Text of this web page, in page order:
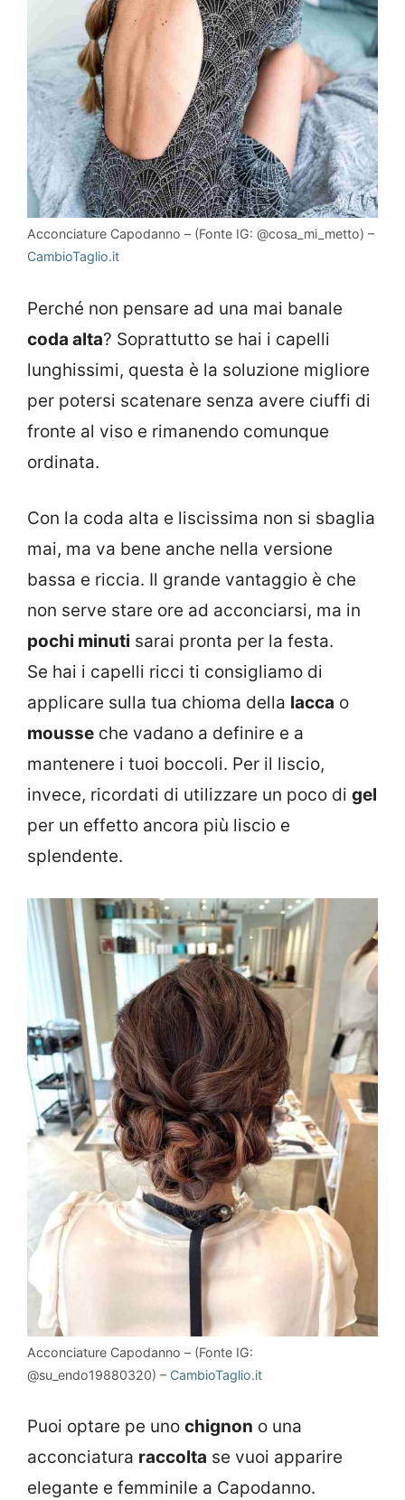
Acconciature Capodanno – (Fonte IG: @cosa_mi_metto) –
CambioTaglio.it
Perché non pensare ad una mai banale
coda alta? Soprattutto se hai i capelli
lunghissimi, questa è la soluzione migliore
per potersi scatenare senza avere ciuffi di
fronte al viso e rimanendo comunque
ordinata.
Con la coda alta e liscissima non si sbaglia
mai, ma va bene anche nella versione
bassa e riccia. Il grande vantaggio è che
non serve stare ore ad acconciarsi, ma in
pochi minuti sarai pronta per la festa.
Se hai i capelli ricci ti consigliamo di
applicare sulla tua chioma della lacca o
mousse che vadano a definire e a
mantenere i tuoi boccoli. Per il liscio,
invece, ricordati di utilizzare un poco di gel
per un effetto ancora più liscio e
splendente.
Acconciature Capodanno – (Fonte IG:
@su_endo19880320) – CambioTaglio.it
Puoi optare pe uno chignon o una
acconciatura raccolta se vuoi apparire
elegante e femminile a Capodanno.